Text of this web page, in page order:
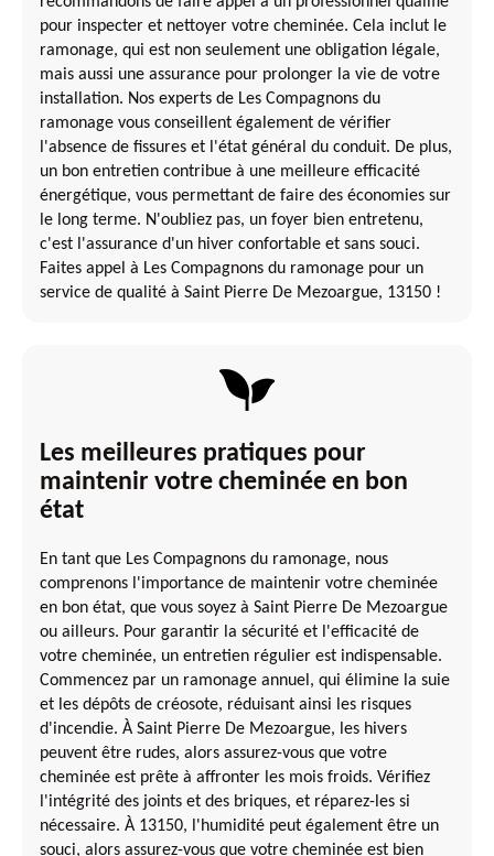
pour inspecter et nettoyer votre cheminée. Cela inclut le
ramonage, qui est non seulement une obligation légale,
mais aussi une assurance pour prolonger la vie de votre
installation. Nos experts de Les Compagnons du
ramonage vous conseillent également de vérifier
l'absence de fissures et l'état général du conduit. De plus,
un bon entretien contribue à une meilleure efficacité
énergétique, vous permettant de faire des économies sur
le long terme. N'oubliez pas, un foyer bien entretenu,
c'est l'assurance d'un hiver confortable et sans souci.
Faites appel à Les Compagnons du ramonage pour un
service de qualité à Saint Pierre De Mezoargue, 13150 !
Les meilleures pratiques pour
maintenir votre cheminée en bon
état
En tant que Les Compagnons du ramonage, nous
comprenons l'importance de maintenir votre cheminée
en bon état, que vous soyez à Saint Pierre De Mezoargue
ou ailleurs. Pour garantir la sécurité et l'efficacité de
votre cheminée, un entretien régulier est indispensable.
Commencez par un ramonage annuel, qui élimine la suie
et les dépôts de créosote, réduisant ainsi les risques
d'incendie. À Saint Pierre De Mezoargue, les hivers
peuvent être rudes, alors assurez-vous que votre
cheminée est prête à affronter les mois froids. Vérifiez
l'intégrité des joints et des briques, et réparez-les si
nécessaire. À 13150, l'humidité peut également être un
souci, alors assurez-vous que votre cheminée est bien